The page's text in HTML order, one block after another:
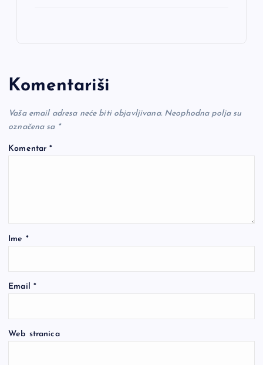
Komentariši
Vaša email adresa neće biti objavljivana. Neophodna polja su
označena sa *
Komentar*
Ime *
Email *
Web stranica